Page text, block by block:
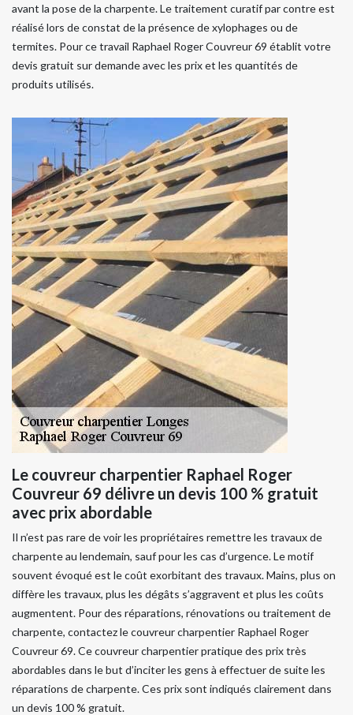
avant la pose de la charpente. Le traitement curatif par contre est
réalisé lors de constat de la présence de xylophages ou de
termites. Pour ce travail Raphael Roger Couvreur 69 établit votre
devis gratuit sur demande avec les prix et les quantités de
produits utilisés.
Le couvreur charpentier Raphael Roger
Couvreur 69 délivre un devis 100 % gratuit
avec prix abordable
Il n’est pas rare de voir les propriétaires remettre les travaux de
charpente au lendemain, sauf pour les cas d’urgence. Le motif
souvent évoqué est le coût exorbitant des travaux. Mains, plus on
diffère les travaux, plus les dégâts s’aggravent et plus les coûts
augmentent. Pour des réparations, rénovations ou traitement de
charpente, contactez le couvreur charpentier Raphael Roger
Couvreur 69. Ce couvreur charpentier pratique des prix très
abordables dans le but d’inciter les gens à effectuer de suite les
réparations de charpente. Ces prix sont indiqués clairement dans
un devis 100 % gratuit.